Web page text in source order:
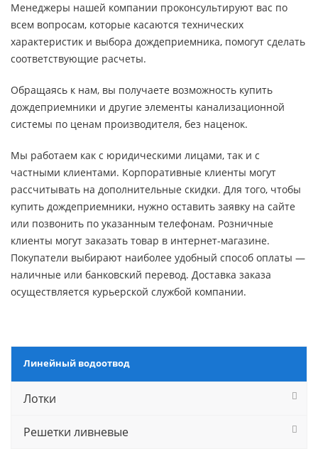
Менеджеры нашей компании проконсультируют вас по
всем вопросам, которые касаются технических
характеристик и выбора дождеприемника, помогут сделать
соответствующие расчеты.
Обращаясь к нам, вы получаете возможность купить
дождеприемники и другие элементы канализационной
системы по ценам производителя, без наценок.
Мы работаем как с юридическими лицами, так и с
частными клиентами. Корпоративные клиенты могут
рассчитывать на дополнительные скидки. Для того, чтобы
купить дождеприемники, нужно оставить заявку на сайте
или позвонить по указанным телефонам. Розничные
клиенты могут заказать товар в интернет-магазине.
Покупатели выбирают наиболее удобный способ оплаты —
наличные или банковский перевод. Доставка заказа
осуществляется курьерской службой компании.
Линейный водоотвод
Лотки
Решетки ливневые